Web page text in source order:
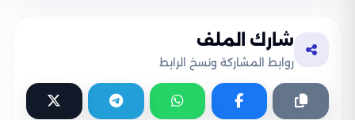
شارك الملف
روابط المشاركة ونسخ الرابط